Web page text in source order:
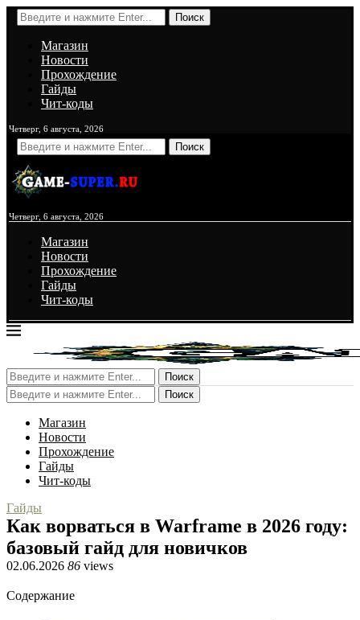
Поиск
Магазин
Новости
Прохождение
Гайды
Чит-коды
Четверг, 6 августа, 2026
Поиск
Четверг, 6 августа, 2026
Магазин
Новости
Прохождение
Гайды
Чит-коды
Поиск
Поиск
Магазин
Новости
Прохождение
Гайды
Чит-коды
Гайды
Как ворваться в Warframe в 2026 году:
базовый гайд для новичков
02.06.2026 86 views
Содержание